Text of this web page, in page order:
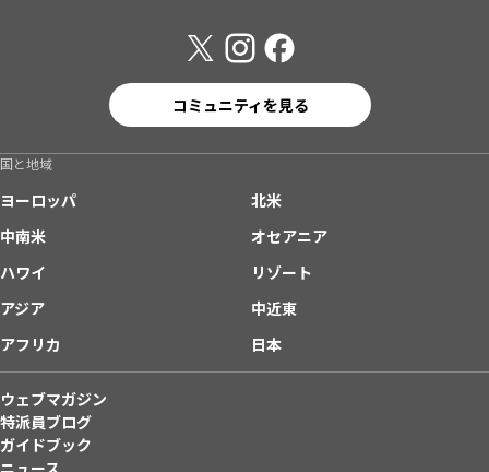
コミュニティを見る
国と地域
ヨーロッパ
北米
中南米
オセアニア
ハワイ
リゾート
アジア
中近東
アフリカ
日本
ウェブマガジン
特派員ブログ
ガイドブック
ニュース